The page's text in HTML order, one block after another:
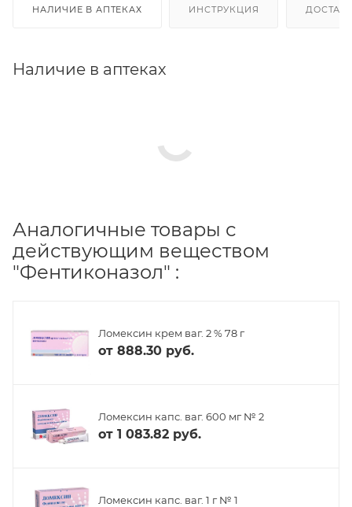
НАЛИЧИЕ В АПТЕКАХ ИНСТРУКЦИЯ
Наличие в аптеках
Аналогичные товары с
действующим веществом
"Фентиконазол" :
Ломексин крем ваг. 2 % 78 г
от 888.30 руб.
Ломексин капс. ваг. 600 мг № 2
от 1 083.82 руб.
Ломексин капс. ваг. 1 г № 1